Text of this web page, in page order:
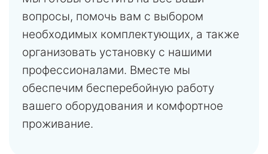
вопросы, помочь вам с выбором
необходимых комплектующих, а также
организовать установку с нашими
профессионалами. Вместе мы
обеспечим бесперебойную работу
вашего оборудования и комфортное
проживание.